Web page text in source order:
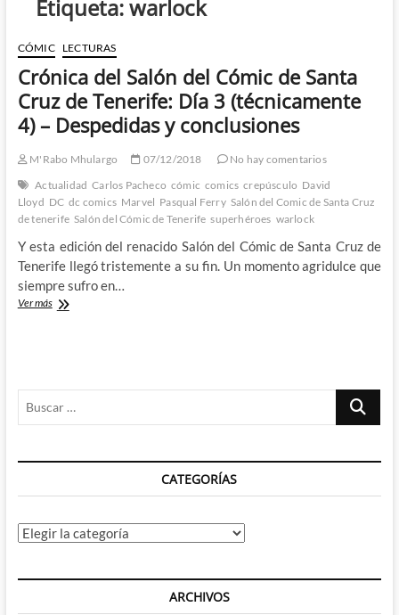
Etiqueta:warlock
CÓMIC LECTURAS
Crónica del Salón del Cómic de Santa
Cruz de Tenerife: Día 3 (técnicamente
4) – Despedidas y conclusiones
M'Rabo Mhulargo 07/12/2018
No hay comentarios
Actualidad Carlos Pacheco cómic comics crepúsculo David
Lloyd DC dc comics Marvel Pasqual Ferry Salón del Comic de Santa Cruz
de tenerife Salón del Cómic de Tenerife superhéroes warlock
Y esta edición del renacido Salón del Cómic de Santa Cruz de
Tenerife llegó tristemente a su fin. Un momento agridulce que
siempre sufro en…
Ver másCrónica
Cruz
de
Día
(técnicamente
–
Despedidas
Buscar
CATEGORÍAS
Categorías
ARCHIVOS